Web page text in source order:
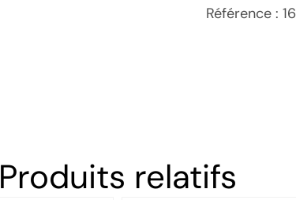
Référence : 16
Produits relatifs